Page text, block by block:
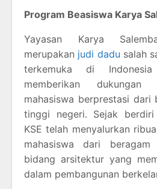
Program Beasiswa Karya
Yayasan Karya
merupakan judi dadu salah
terkemuka di
memberikan
mahasiswa berprestasi dari
tinggi negeri. Sejak
KSE telah menyalurkan
mahasiswa dari beragam
bidang arsitektur yang
dalam pembangunan